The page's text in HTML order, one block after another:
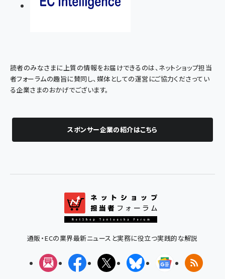
読者のみなさまに上質の情報をお届けできるのは、ネットショップ担当
者フォーラムの趣旨に賛同し、媒体としての運営にご協力くださってい
る企業さまのおかげでございます。
スポンサー企業の紹介はこちら
通販・ECの業界最新ニュースと実務に役立つ実践的な解説
メルマガFacebookX(エックス)BlueskyGoogleニュ
RSS